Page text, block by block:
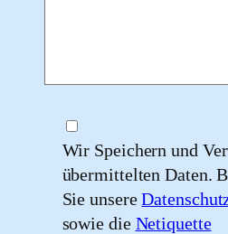
Wir Speichern und
übermittelten Daten.
Sie unsere
sowie die Netiquette